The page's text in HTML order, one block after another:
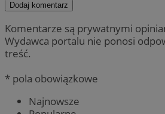
Dodaj komentarz
Komentarze są prywatnymi
Wydawca portalu nie ponosi
treść.
* pola obowiązkowe
Najnowsze